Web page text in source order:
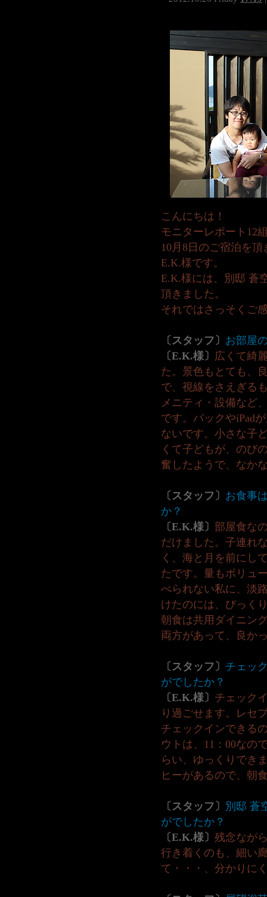
こんにちは！
モニターレポート12
10月8日のご宿泊を
E.K.様です。
E.K.様には、別邸 蒼
頂きました。
それではさっそくご
〔スタッフ〕 お部屋
〔E.K.様〕 広くて綺
た。景色もとても、
で、視線をさえぎる
メニティ・設備など
です。パックやiPad
ないです。小さな子
くて子どもが、のび
奮したようで、なか
〔スタッフ〕 お食事
か？
〔E.K.様〕 部屋食な
だけました。子連れ
く、海と月を前にし
たです。量もボリュ
べられない私に、淡
けたのには、びっく
朝食は共用ダイニン
両方があって、良か
〔スタッフ〕 チェッ
がでしたか？
〔E.K.様〕 チェック
り過ごせます。レセ
チェックインできる
ウトは、11：00なの
らい、ゆっくりでき
ヒーがあるので、朝
〔スタッフ〕 別邸 蒼
がでしたか？
〔E.K.様〕 残念なが
行き着くのも、細い
て・・・、分かりに